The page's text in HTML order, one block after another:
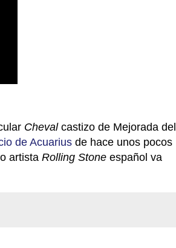
Chevalcastizo de Mejorada del
de Acuarius de hace unos pocos
artista Rolling Stone español va